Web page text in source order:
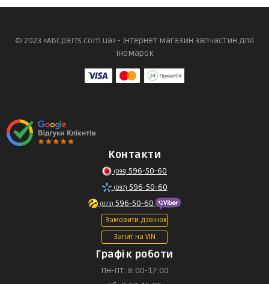
© 2023 «ABCparts.com.ua» - інтернет магазин запчастин для
іномарок
Контакти
(095) 596-50-60
(097) 596-50-60
(073) 596-50-60
Замовити дзвінок
Запит на VIN
Графік роботи
Пн-Пт: 8:00-17:00